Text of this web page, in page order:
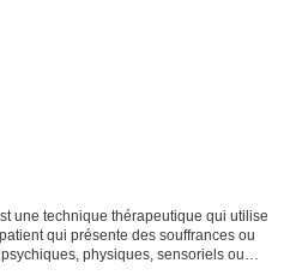
une technique thérapeutique qui utilise
qui présente des souffrances ou
physiques, sensoriels ou